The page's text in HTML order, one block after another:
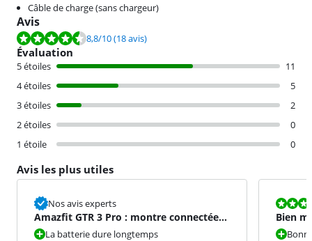
Câble de charge (sans chargeur)
Avis
La note est de 8,8 sur 10, basée sur 18 avis.
8,8/10(18 avis)
Évaluation
5 étoiles
11
4 étoiles
5
3 étoiles
2
2 étoiles
0
1 étoile
0
Avis les plus utiles
Nos avis experts
Amazfit GTR 3 Pro : montre connectée
avec batterie longue du
La batterie dure longtemps
La note est
Bien